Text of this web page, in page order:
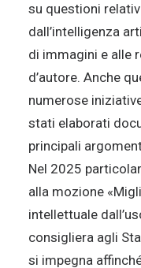
su questioni
dall’intelligenza
di immagini e alle
d’autore. Anche
numerose
stati elaborati
principali
Nel 2025
alla mozione
intellettuale
consigliera agli
si impegna